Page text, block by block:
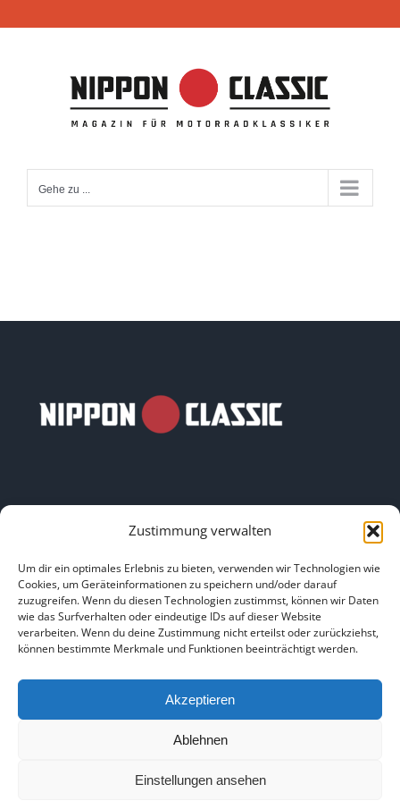
Zustimmung verwalten
Um dir ein optimales Erlebnis zu bieten, verwenden wir Technologien wie
Cookies, um Geräteinformationen zu speichern und/oder darauf
zuzugreifen. Wenn du diesen Technologien zustimmst, können wir Daten
wie das Surfverhalten oder eindeutige IDs auf dieser Website
verarbeiten. Wenn du deine Zustimmung nicht erteilst oder zurückziehst,
können bestimmte Merkmale und Funktionen beeinträchtigt werden.
Akzeptieren
Ablehnen
Einstellungen ansehen
Inhalt
Gehe zu ...
HOME|ÜBER UNS|IMPRESSUM |DATENSCHUTZ
BILDNACHWEISE
Copyright 2025